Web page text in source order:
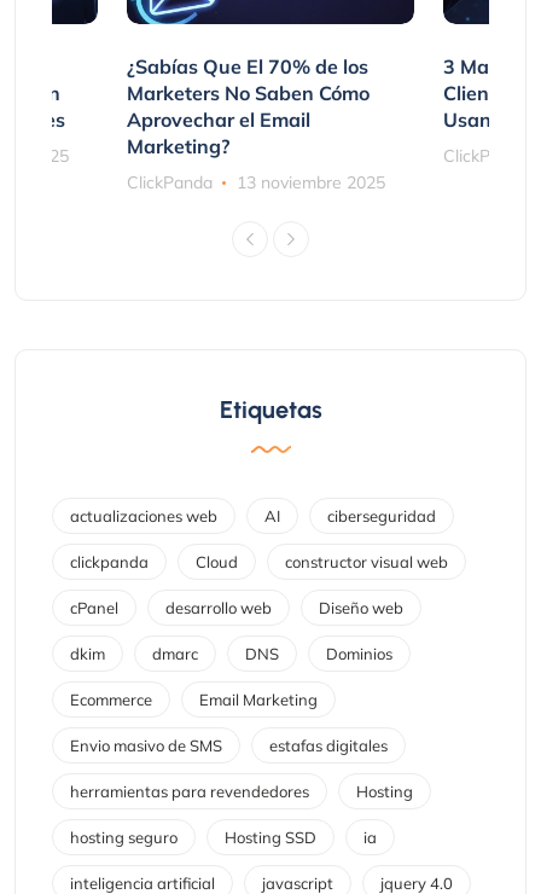
2025
¿Sabías Que El 70% de los
Marketers No Saben Cómo
Aprovechar el Email
Marketing?
ClickPanda 13 noviembre 2025
3
Clientes
Usando
ClickPanda
Etiquetas
actualizaciones web AI ciberseguridad
clickpanda Cloud constructor visual web
cPanel desarrollo web Diseño web
dkim dmarc DNS Dominios
Ecommerce Email Marketing
Envio masivo de SMS estafas digitales
herramientas para revendedores Hosting
hosting seguro Hosting SSD ia
inteligencia artificial javascript jquery 4.0